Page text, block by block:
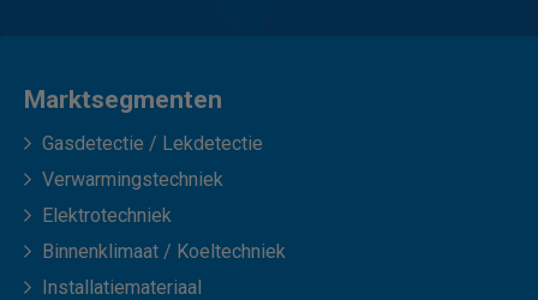
Marktsegmenten
Gasdetectie / Lekdetectie
Verwarmingstechniek
Elektrotechniek
Binnenklimaat / Koeltechniek
Installatiemateriaal